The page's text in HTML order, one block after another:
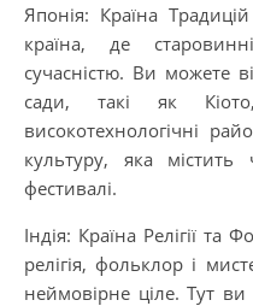
Японія: Країна
країна, де
сучасністю. Ви можете
сади, такі як
високотехнологічні
культуру, яка
фестивалі.
Індія: Країна Релігії та
релігія, фольклор і
неймовірне ціле. Тут